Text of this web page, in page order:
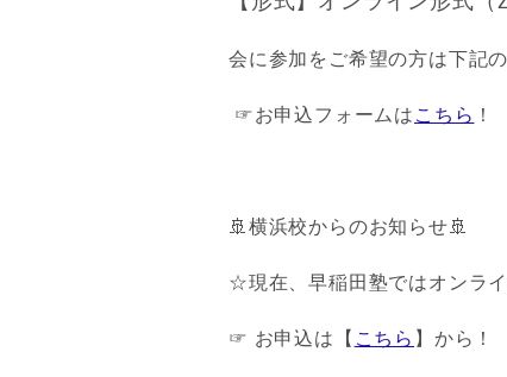
会に参加をご希望の方は下記
☞お申込フォームは こちら ！
🚢横浜校からのお知らせ🚢
☆現在、早稲田塾ではオンラ
☞ お申込は【 こちら 】から！